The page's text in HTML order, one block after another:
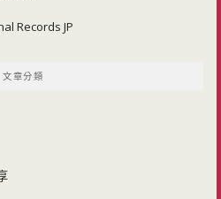
Records JP
文章分類